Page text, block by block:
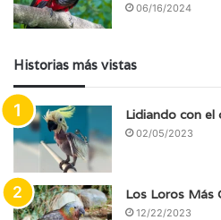
06/16/2024
Historias más vistas
Lidiando con el
02/05/2023
Los Loros Más
12/22/2023